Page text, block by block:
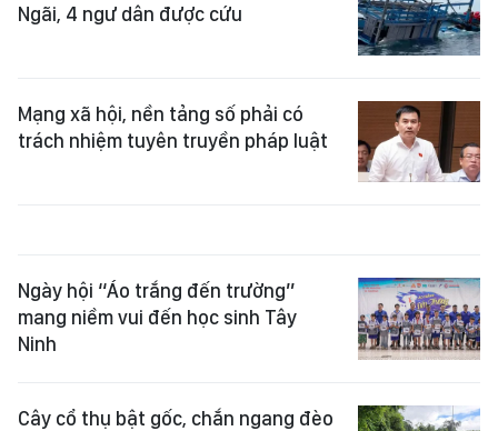
Ngãi, 4 ngư dân được cứu
Mạng xã hội, nền tảng số phải có
trách nhiệm tuyên truyền pháp luật
Ngày hội “Áo trắng đến trường”
mang niềm vui đến học sinh Tây
Ninh
Cây cổ thụ bật gốc, chắn ngang đèo